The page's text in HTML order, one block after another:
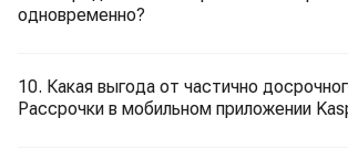
одновременно?
10. Какая выгода от частично
Рассрочки в мобильном приложении